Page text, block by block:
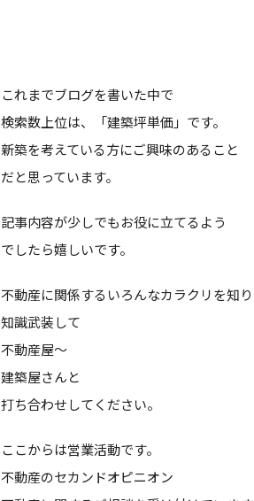
これまでブログを書いた中で
検索数上位は、「建築坪単価」です。
新築を考えている方にご興味のあること
だと思っています。
記事内容が少しでもお役に立てるよう
でしたら嬉しいです。
不動産に関係するいろんなカラクリを知り
知識武装して
不動産屋～
建築屋さんと
打ち合わせしてください。
ここからは営業活動です。
不動産のセカンドオピニオン